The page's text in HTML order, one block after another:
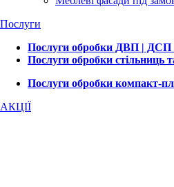
Послуги
Послуги обробки ДВП |
Послуги обробки стільниць
Послуги обробки компакт-
АКЦІЇ